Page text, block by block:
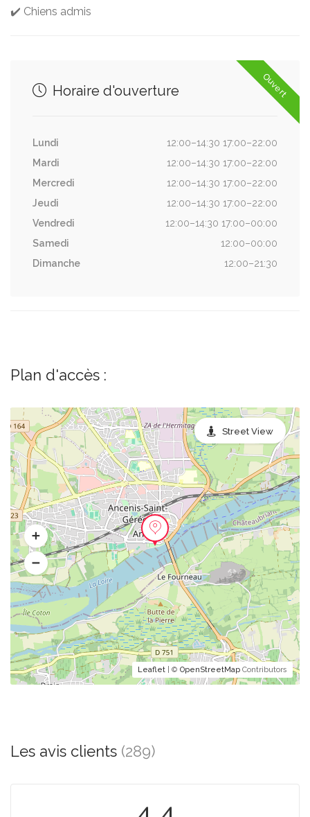
✔️ Chiens admis
Ouvert
Horaire d'ouverture
Lundi
12:00–14:30 17:00–22:00
Mardi
12:00–14:30 17:00–22:00
Mercredi
12:00–14:30 17:00–22:00
Jeudi
12:00–14:30 17:00–22:00
Vendredi
12:00–14:30 17:00–00:00
Samedi
12:00–00:00
Dimanche
12:00–21:30
Plan d'accès :
Leaflet | © OpenStreetMap Contributors
Street View
Les avis clients (289)